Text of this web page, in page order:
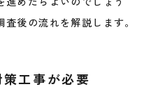
後の流れを解説します。
工事が必要